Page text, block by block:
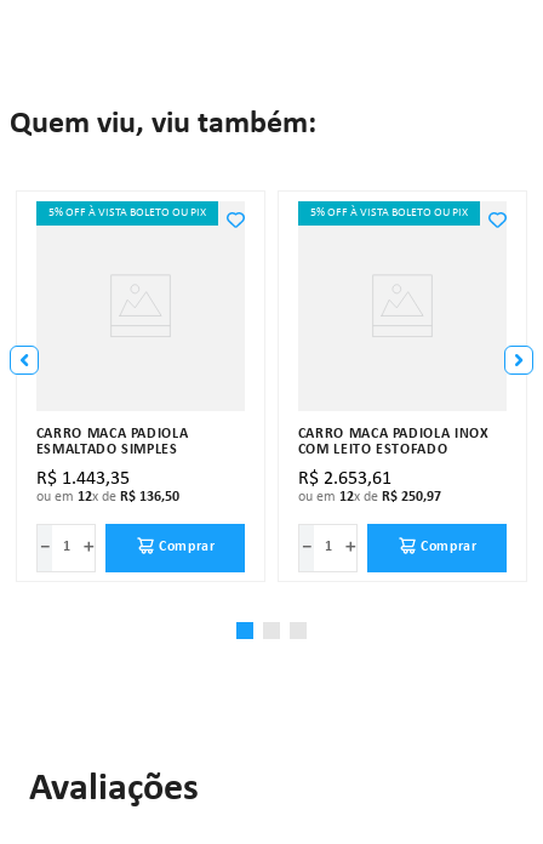
Quem viu, viu também:
5% OFF À VISTA BOLETO OU PIX
CARRO MACA PADIOLA
ESMALTADO SIMPLES
R$ 1.443,35
ou em 12x de R$ 136,50
＋
－ Comprar
5% OFF À VISTA BOLETO OU PIX
CARRO MACA PADIOLA INOX
COM LEITO ESTOFADO
R$ 2.653,61
ou em 12x de R$ 250,97
＋
－ Comprar
Avaliações